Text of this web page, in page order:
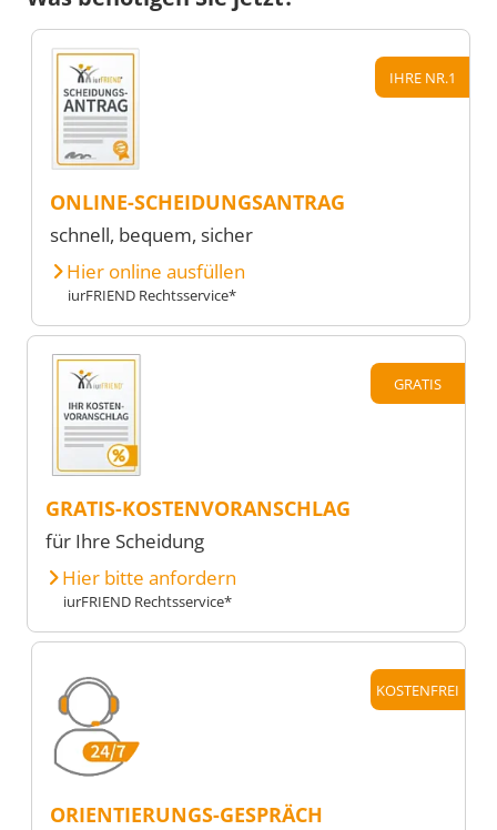
IHRE NR.1
ONLINE-SCHEIDUNGSANTRAG
schnell, bequem, sicher
Hier online ausfüllen
iurFRIEND Rechtsservice*
GRATIS
GRATIS-KOSTENVORANSCHLAG
für Ihre Scheidung
Hier bitte anfordern
iurFRIEND Rechtsservice*
KOSTENFREI
ORIENTIERUNGS-GESPRÄCH